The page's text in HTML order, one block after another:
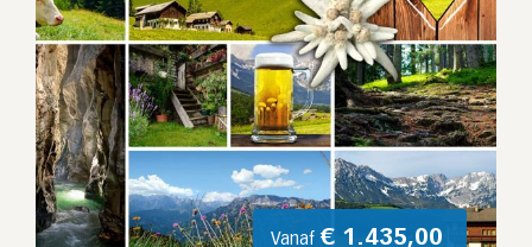
Vanaf € 1.435,00